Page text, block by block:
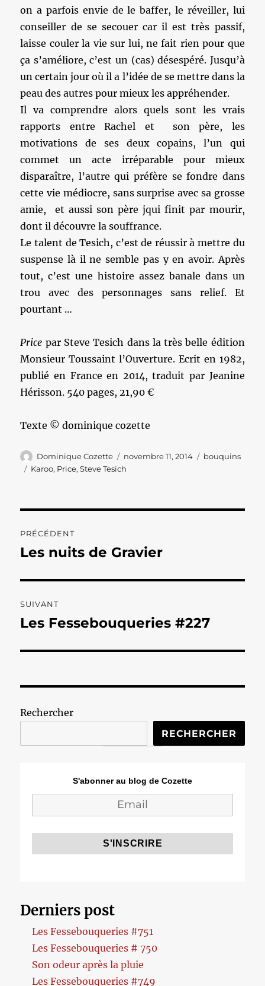
on a parfois envie de le baffer, le réveiller, lui
conseiller de se secouer car il est très passif,
laisse couler la vie sur lui, ne fait rien pour que
ça s’améliore, c’est un (cas) désespéré. Jusqu’à
un certain jour où il a l’idée de se mettre dans la
peau des autres pour mieux les appréhender.
Il va comprendre alors quels sont les vrais
rapports entre Rachel et son père, les
motivations de ses deux copains, l’un qui
commet un acte irréparable pour mieux
disparaître, l’autre qui préfère se fondre dans
cette vie médiocre, sans surprise avec sa grosse
amie, et aussi son père jqui finit par mourir,
dont il découvre la souffrance.
Le talent de Tesich, c’est de réussir à mettre du
suspense là il ne semble pas y en avoir. Après
tout, c’est une histoire assez banale dans un
trou avec des personnages sans relief. Et
pourtant …
Price par Steve Tesich dans la très belle édition
Monsieur Toussaint l’Ouverture. Ecrit en 1982,
publié en France en 2014, traduit par Jeanine
Hérisson. 540 pages, 21,90 €
Texte © dominique cozette
Auteur
Dominique Cozette
Publié
le
novembre 11, 2014 Catégories
bouquins
Étiquettes
Karoo, Price,Steve Tesich
de
PRÉCÉDENT
Publication
Les nuits de Gravier
SUIVANT
Publication
Les Fessebouqueries #227
Rechercher
RECHERCHER
S'abonner au blog de Cozette
Derniers post
Les Fessebouqueries #751
Les Fessebouqueries # 750
Son odeur après la pluie
Les Fessebouqueries #749